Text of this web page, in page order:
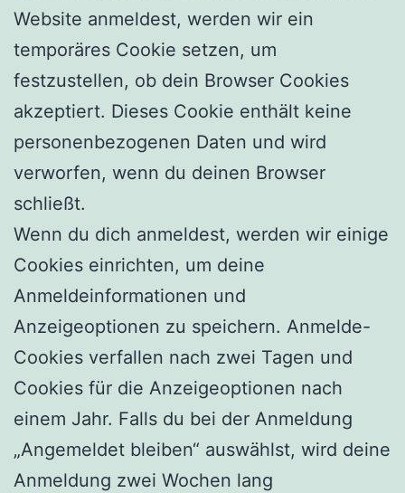
Website anmeldest, werden wir ein
temporäres Cookie setzen, um
festzustellen, ob dein Browser Cookies
akzeptiert. Dieses Cookie enthält keine
personenbezogenen Daten und wird
verworfen, wenn du deinen Browser
schließt.
Wenn du dich anmeldest, werden wir einige
Cookies einrichten, um deine
Anmeldeinformationen und
Anzeigeoptionen zu speichern. Anmelde-
Cookies verfallen nach zwei Tagen und
Cookies für die Anzeigeoptionen nach
einem Jahr. Falls du bei der Anmeldung
„Angemeldet bleiben“ auswählst, wird deine
Anmeldung zwei Wochen lang